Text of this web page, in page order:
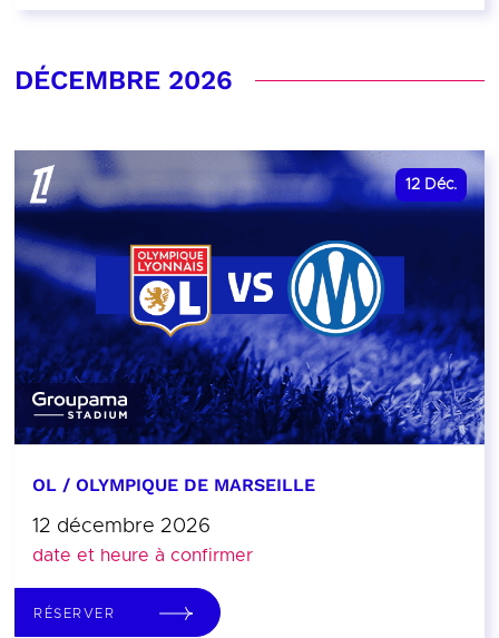
DÉCEMBRE 2026
12 Déc.
OL / OLYMPIQUE DE MARSEILLE
12 décembre 2026
date et heure à confirmer
RÉSERVER